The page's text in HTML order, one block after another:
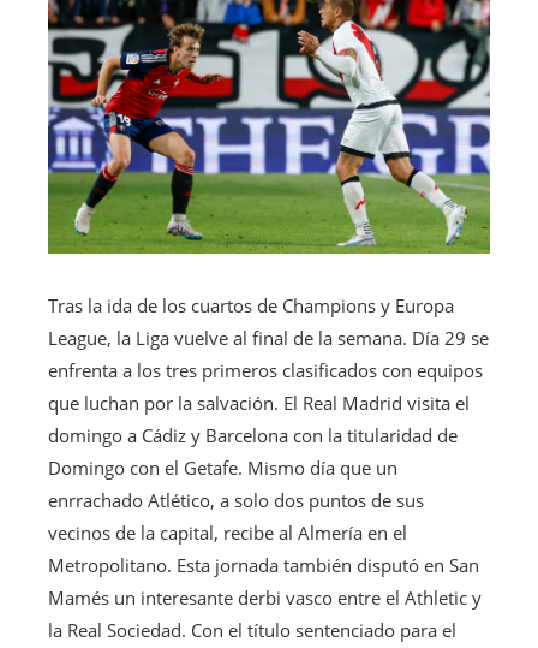
Tras la ida de los cuartos de Champions y Europa
League, la Liga vuelve al final de la semana. Día 29 se
enfrenta a los tres primeros clasificados con equipos
que luchan por la salvación. El Real Madrid visita el
domingo a Cádiz y Barcelona con la titularidad de
Domingo con el Getafe. Mismo día que un
enrrachado Atlético, a solo dos puntos de sus
vecinos de la capital, recibe al Almería en el
Metropolitano. Esta jornada también disputó en San
Mamés un interesante derbi vasco entre el Athletic y
la Real Sociedad. Con el título sentenciado para el